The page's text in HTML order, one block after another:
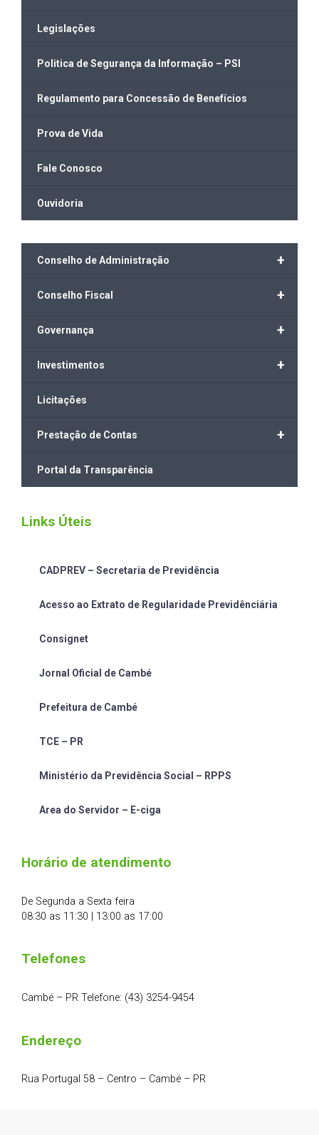
Legislações
Politica de Segurança da Informação – PSI
Regulamento para Concessão de Benefícios
Prova de Vida
Fale Conosco
Ouvidoria
+
Conselho de Administração
+
Conselho Fiscal
+
Governança
+
Investimentos
Licitações
+
Prestação de Contas
Portal da Transparência
Links Úteis
CADPREV – Secretaria de Previdência
Acesso ao Extrato de Regularidade Previdênciária
Consignet
Jornal Oficial de Cambé
Prefeitura de Cambé
TCE – PR
Ministério da Previdência Social – RPPS
Area do Servidor – E-ciga
Horário de atendimento
De Segunda a Sexta feira
08:30 as 11:30 | 13:00 as 17:00
Telefones
Cambé – PR Telefone: (43) 3254-9454
Endereço
Rua Portugal 58 – Centro – Cambé – PR